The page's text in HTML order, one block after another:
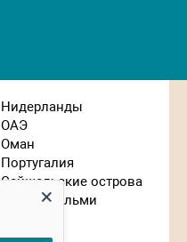
Нидерланды
ОАЭ
Оман
Португалия
Сейшельские острова
Сен-Бартельми
Словения